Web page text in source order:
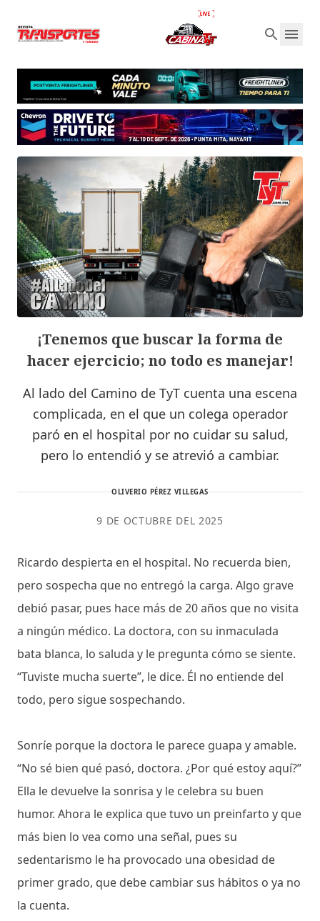
¡Tenemos que buscar la forma de
hacer ejercicio; no todo es manejar!
Al lado del Camino de TyT cuenta una escena
complicada, en el que un colega operador
paró en el hospital por no cuidar su salud,
pero lo entendió y se atrevió a cambiar.
OLIVERIO PÉREZ VILLEGAS
9 DE OCTUBRE DEL 2025
Ricardo despierta en el hospital. No recuerda bien,
pero sospecha que no entregó la carga. Algo grave
debió pasar, pues hace más de 20 años que no visita
a ningún médico. La doctora, con su inmaculada
bata blanca, lo saluda y le pregunta cómo se siente.
“Tuviste mucha suerte”, le dice. Él no entiende del
todo, pero sigue sospechando.
Sonríe porque la doctora le parece guapa y amable.
“No sé bien qué pasó, doctora. ¿Por qué estoy aquí?”
Ella le devuelve la sonrisa y le celebra su buen
humor. Ahora le explica que tuvo un preinfarto y que
más bien lo vea como una señal, pues su
sedentarismo le ha provocado una obesidad de
primer grado, que debe cambiar sus hábitos o ya no
la cuenta.